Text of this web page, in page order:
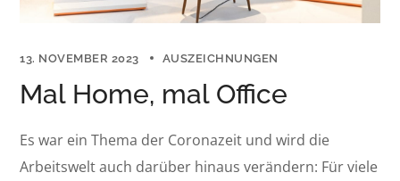
13. NOVEMBER 2023 AUSZEICHNUNGEN
Mal Home, mal Office
Es war ein Thema der Coronazeit und wird die
Arbeitswelt auch darüber hinaus verändern: Für viele